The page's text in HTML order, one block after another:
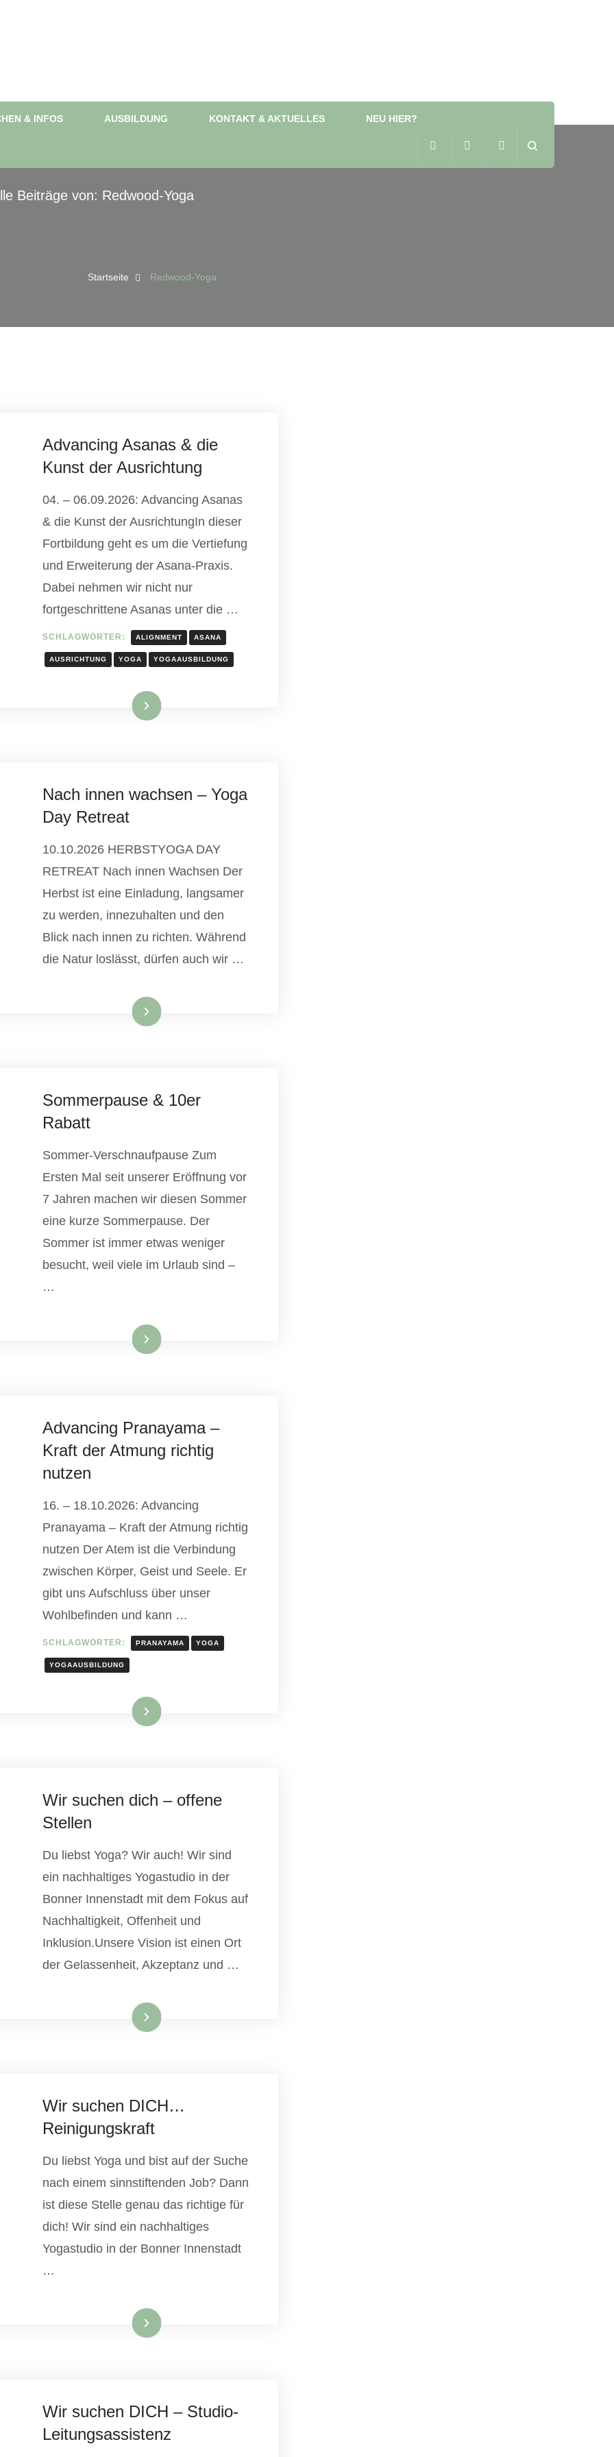
& INFOS AUSBILDUNG KONTAKT & AKTUELLES NEU HIER?
Beiträge von: Redwood-Yoga
Startseite Redwood-Yoga
Advancing Asanas & die
Kunst der Ausrichtung
04. – 06.09.2026: Advancing Asanas
& die Kunst der AusrichtungIn dieser
Fortbildung geht es um die Vertiefung
und Erweiterung der Asana-Praxis.
Dabei nehmen wir nicht nur
fortgeschrittene Asanas unter die …
SCHLAGWÖRTER: ALIGNMENT ASANA
AUSRICHTUNG YOGA YOGAAUSBILDUNG
Weiterlesen
Nach innen wachsen – Yoga
Day Retreat
10.10.2026 HERBSTYOGA DAY
RETREAT Nach innen Wachsen Der
Herbst ist eine Einladung, langsamer
zu werden, innezuhalten und den
Blick nach innen zu richten. Während
die Natur loslässt, dürfen auch wir …
Weiterlesen
Sommerpause & 10er
Rabatt
Sommer-Verschnaufpause Zum
Ersten Mal seit unserer Eröffnung vor
7 Jahren machen wir diesen Sommer
eine kurze Sommerpause. Der
Sommer ist immer etwas weniger
besucht, weil viele im Urlaub sind –
…
Weiterlesen
Advancing Pranayama –
Kraft der Atmung richtig
nutzen
16. – 18.10.2026: Advancing
Pranayama – Kraft der Atmung richtig
nutzen Der Atem ist die Verbindung
zwischen Körper, Geist und Seele. Er
gibt uns Aufschluss über unser
Wohlbefinden und kann …
SCHLAGWÖRTER: PRANAYAMA YOGA
YOGAAUSBILDUNG
Weiterlesen
Wir suchen dich – offene
Stellen
Du liebst Yoga? Wir auch! Wir sind
ein nachhaltiges Yogastudio in der
Bonner Innenstadt mit dem Fokus auf
Nachhaltigkeit, Offenheit und
Inklusion.Unsere Vision ist einen Ort
der Gelassenheit, Akzeptanz und …
Weiterlesen
Wir suchen DICH…
Reinigungskraft
Du liebst Yoga und bist auf der Suche
nach einem sinnstiftenden Job? Dann
ist diese Stelle genau das richtige für
dich! Wir sind ein nachhaltiges
Yogastudio in der Bonner Innenstadt
…
Weiterlesen
Wir suchen DICH – Studio-
Leitungsassistenz